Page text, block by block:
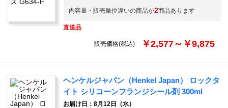
内容量・販売単位違いの商品が2商品あります
直送品
販売価格(税込) ￥2,577～￥9,875
ヘンケルジャパン（Henkel Japan） ロックタ
イト シリコーンフランジシール剤 300ml
お届け日：8月12日（水）